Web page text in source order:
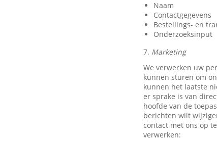
Naam
Contactgegevens
Bestellings- en
Onderzoeksinput
7. Marketing
We verwerken uw
kunnen sturen om
kunnen het laatste
er sprake is van
hoofde van de
berichten wilt
contact met ons op
verwerken: